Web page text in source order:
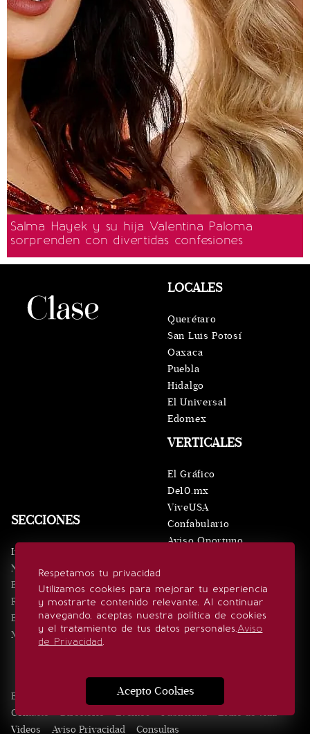
Salma Hayek y su hija Valentina Paloma
sorprenden con divertidas confesiones
Respetamos tu privacidad
Utilizamos cookies para mejorar tu experiencia
y mostrarte contenido relevante. Al continuar
navegando, aceptas nuestra política de cookies
y el tratamiento de tus datos personales.Aviso
de Privacidad.
Acepto Cookies
SECCIONES
Inicio
Noticias
Eventos
Realeza
Estilo de vida
Minuto x Minuto
VERTICALES
El Gráfico
De10.mx
ViveUSA
Confabulario
Aviso Oportuno
LOCALES
Querétaro
San Luis Potosí
Oaxaca
Puebla
Hidalgo
El Universal
Edomex
SÍGUENOS
Edición Impresa Noticias Quiénes somos
Contacto
Directorio Eventos Publicidad
Estilo de vida
Videos
Aviso Privacidad Consultas